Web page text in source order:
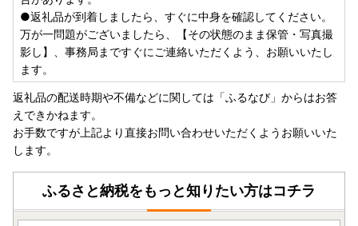
ご入金確認後、返礼品とは別にワンストップ特例申請書をご
希望の寄附者様へ発送しております。
≪郵送先≫
〒861-0592 熊本県山鹿市山鹿９８７－３
山鹿市役所 ふるさと納税課 宛て
-お問合せ先-
▶寄附関連書類に関するお問い合わせ窓口
山鹿市役所 商工観光部 商工課
〒861-0592 熊本県山鹿市山鹿987-3
●返礼品が到着しましたら、すぐに中身を確認してください。
万が一問題がございましたら、【その状態のまま保管・写真撮
影し】、事務局まですぐにご連絡いただくよう、お願いいたし
ます。
返礼品の配送時期や不備などに関しては「ふるなび」からはお答
えできかねます。
お手数ですが上記より直接お問い合わせいただくようお願いいた
します。
ふるさと納税をもっと知りたい方はコチラ